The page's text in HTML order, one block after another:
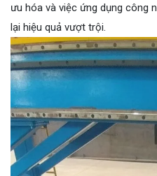
ưu hóa và việc ứng dụng công
lại hiệu quả vượt trội.